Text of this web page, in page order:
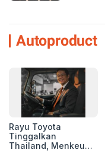
Autoproduct
Rayu Toyota
Tinggalkan
Thailand, Menkeu